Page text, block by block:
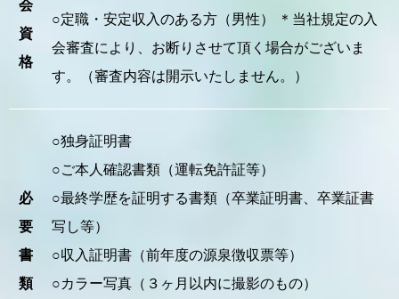
会
資
格
○定職・安定収入のある方（男性） ＊当社規定の入
会審査により、お断りさせて頂く場合がございま
す。（審査内容は開示いたしません。）
必
要
書
類
○独身証明書
○ご本人確認書類（運転免許証等）
○最終学歴を証明する書類（卒業証明書、卒業証書
写し等）
○収入証明書（前年度の源泉徴収票等）
○カラー写真（３ヶ月以内に撮影のもの）